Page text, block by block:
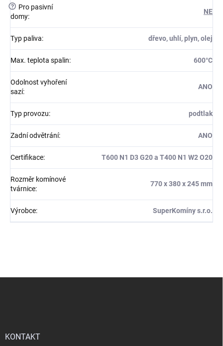
?
Pro pasivní
domy:
NE
Typ paliva: dřevo, uhlí, plyn, olej
Max. teplota spalin: 600°C
Odolnost vyhoření
sazí:
ANO
Typ provozu: podtlak
Zadní odvětrání: ANO
Certifikace: T600 N1 D3 G20 a T400 N1 W2 O20
Rozměr komínové
tvárnice:
770 x 380 x 245 mm
Výrobce: SuperKomíny s.r.o.
KONTAKT